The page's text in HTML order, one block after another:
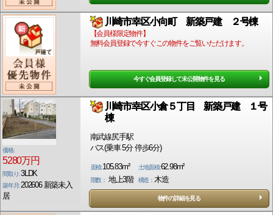
川崎市幸区小向町 新築戸建 ２号棟
【会員様限定物件】
無料会員登録で今すぐこの物件をご覧いただけます。
今すぐ会員登録して未公開物件を見る
価格:
5280万円
間取り:3LDK
築年月:202606 新築未入
居
川崎市幸区小倉５丁目 新築戸建 １号
棟
南武線尻手駅
バス(乗車 5分 停歩6分)
面積:105.83m² 土地面積:62.98m²
階数： 地上3階 構造： 木造
物件の詳細を見る